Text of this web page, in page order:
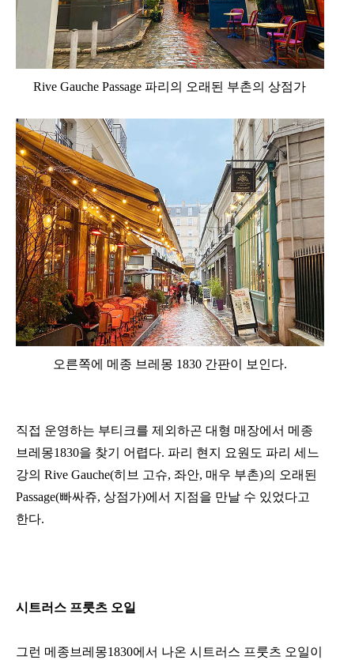
Rive Gauche Passage 파리의 오래된 부촌의 상점가
오른쪽에 메종 브레몽 1830 간판이 보인다.
직접 운영하는 부티크를 제외하곤 대형 매장에서 메종
브레몽1830을 찾기 어렵다. 파리 현지 요원도 파리 세느
강의 Rive Gauche(히브 고슈, 좌안, 매우 부촌)의 오래된
Passage(빠싸쥬, 상점가)에서 지점을 만날 수 있었다고
한다.
시트러스 프룻츠 오일
그런 메종브레몽1830에서 나온 시트러스 프룻츠 오일이